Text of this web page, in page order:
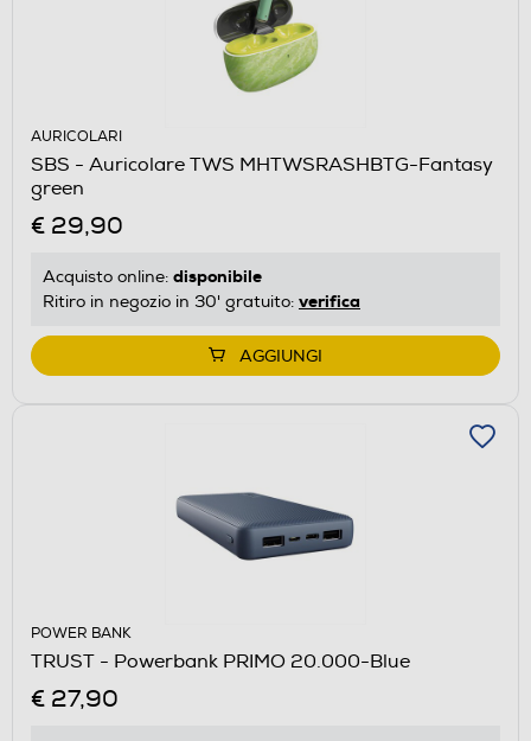
AURICOLARI
SBS - Auricolare TWS MHTWSRASHBTG-Fantasy
green
€ 29,90
Acquisto online: disponibile
Ritiro in negozio in 30' gratuito: verifica
AGGIUNGI
POWER BANK
TRUST - Powerbank PRIMO 20.000-Blue
€ 27,90